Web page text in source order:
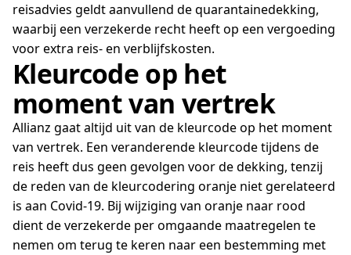
reisadvies geldt aanvullend de quarantainedekking,
waarbij een verzekerde recht heeft op een vergoeding
voor extra reis- en verblijfskosten.
Kleurcode op het
moment van vertrek
Allianz gaat altijd uit van de kleurcode op het moment
van vertrek. Een veranderende kleurcode tijdens de
reis heeft dus geen gevolgen voor de dekking, tenzij
de reden van de kleurcodering oranje niet gerelateerd
is aan Covid-19. Bij wijziging van oranje naar rood
dient de verzekerde per omgaande maatregelen te
nemen om terug te keren naar een bestemming met